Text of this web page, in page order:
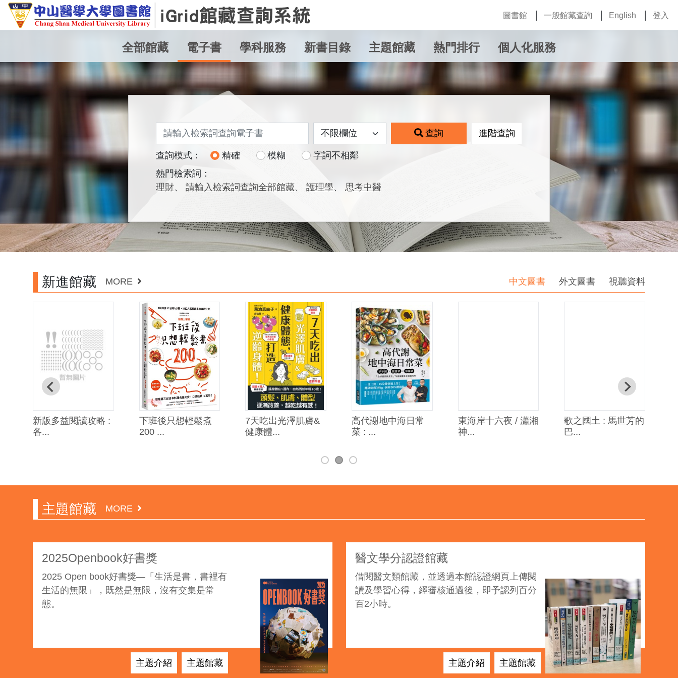
圖書館 一般館藏查詢 English 登入
全部館藏 電子書 學科服務 新書目錄 主題館藏 熱門排行 個人化服務
關鍵詞查詢 查詢 進階查詢
查詢模式： 精確 模糊
字詞不相鄰
熱門檢索詞：
理財
請輸入檢索詞查詢全部館藏 護理學 思考中醫
新進館藏 MORE 中文圖書 外文圖書 視聽資料
新版多益閱讀攻略 :
各...
下班後只想輕鬆煮
200 ...
7天吃出光澤肌膚&
健康體...
高代謝地中海日常
菜 : ...
東海岸十六夜 / 瀟湘
神...
歌之國土 : 馬世芳的
巴...
主題館藏 MORE
2025Openbook好書獎
2025 Open book好書獎—「生活是書，書裡有
生活的無限」，既然是無限，沒有交集是常
態。
2025Openbook好書獎
主題介紹 主題館藏
醫文學分認證館藏
借閱醫文類館藏，並透過本館認證網頁上傳閱
讀及學習心得，經審核通過後，即予認列百分
百2小時。
醫文學分認證館藏
主題介紹 主題館藏